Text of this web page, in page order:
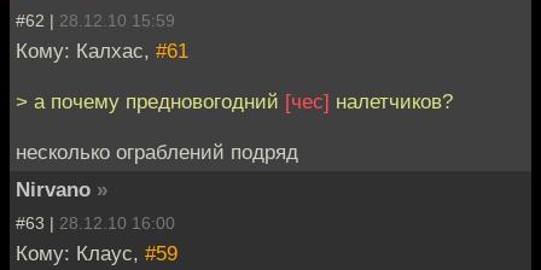
#62 | 28.12.10 15:59
Кому: Калхас, #61
> а почему предновогодний [чес] налетчиков?
несколько ограблений подряд
Nirvano »
#63 | 28.12.10 16:00
Кому: Клаус, #59